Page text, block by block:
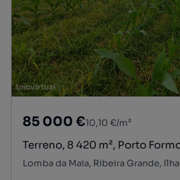
85 000 €10,10 €/m²
Terreno, 8 420 m², Porto
Lomba da Maia, Ribeira Grande,